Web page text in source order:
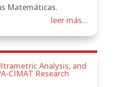
Matemáticas.
leer más…
Analysis, and
CIMAT Research